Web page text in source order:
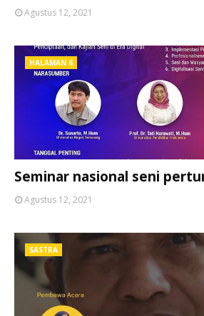
Agustus 12, 2021
HALAMAN 6
Seminar nasional seni
Agustus 12, 2021
SASTRA